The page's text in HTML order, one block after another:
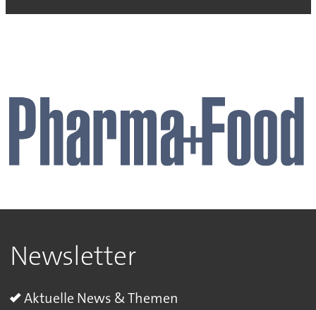
Newsletter
Aktuelle News & Themen